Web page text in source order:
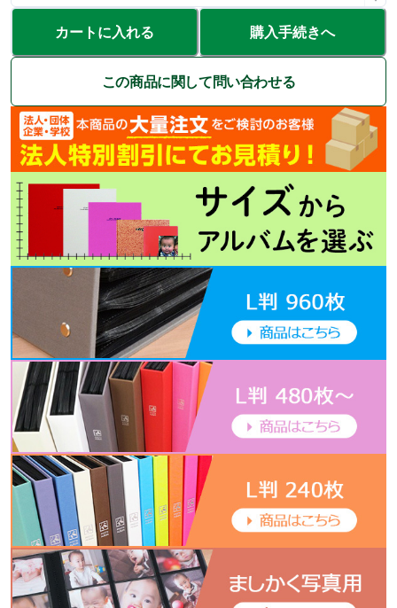
カートに入れる 購入手続きへ
この商品に関して問い合わせる